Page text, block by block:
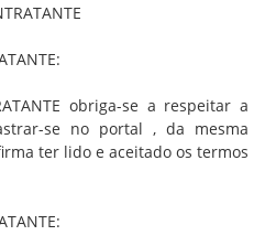
obriga-se a respeitar a
se no portal , da mesma
ter lido e aceitado os termos